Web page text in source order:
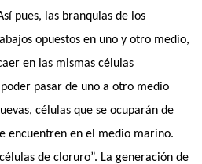
pues, las branquias de los
opuestos en uno y otro medio,
en las mismas células
pasar de uno a otro medio
células que se ocuparán de
encuentren en el medio marino.
de cloruro”. La generación de